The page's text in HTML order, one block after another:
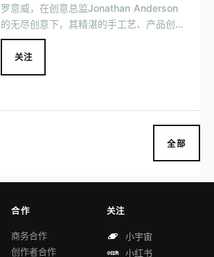
罗意威，在创意总监Jonathan Anderson
的无尽创意下，其精湛的手工艺、产品创新
能力及无与伦比的皮革知识得到全新演绎的
同时，融入了现代时尚及文化意识
关注
全部
合作
商务合作
创作者合作
关注
小宇宙
小红书